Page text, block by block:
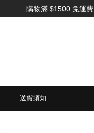
送貨須知
購物滿 $1500 免運費